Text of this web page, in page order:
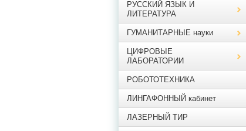
РУССКИЙ ЯЗЫК И
ЛИТЕРАТУРА
ГУМАНИТАРНЫЕ науки
ЦИФРОВЫЕ
ЛАБОРАТОРИИ
РОБОТОТЕХНИКА
ЛИНГАФОННЫЙ кабинет
ЛАЗЕРНЫЙ ТИР